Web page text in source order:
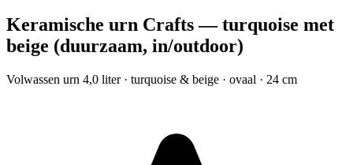
Keramische urn Crafts — turquoise met
beige (duurzaam, in/outdoor)
Volwassen urn 4,0 liter · turquoise & beige · ovaal · 24 cm